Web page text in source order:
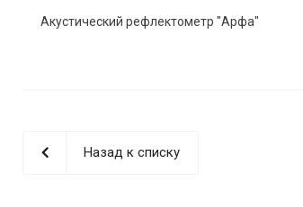
Акустический рефлектометр "Арфа"
Назад к списку